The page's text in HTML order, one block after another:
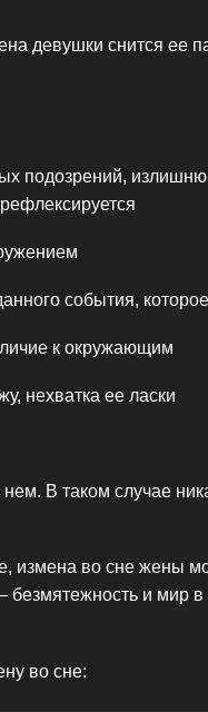
девушки снится ее
подозрений,
события,
к окружающим
нехватка ее ласки
В таком случае
измена во сне жены
и мир
во сне: